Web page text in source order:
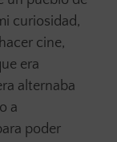
curiosidad,
cine,
era
alternaba
a
poder